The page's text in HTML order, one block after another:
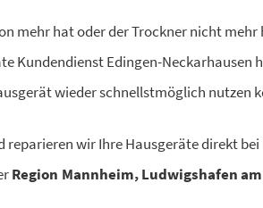
mehr hat oder der Trockner nicht mehr
Kundendienst Edingen-Neckarhausen
wieder schnellstmöglich nutzen
reparieren wir Ihre Hausgeräte direkt bei
Region Mannheim, Ludwigshafen